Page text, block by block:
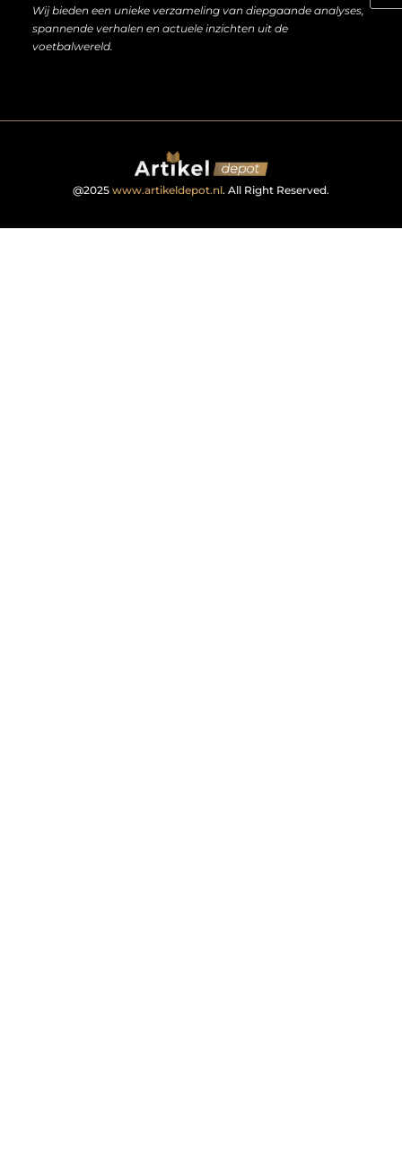
Wij bieden een unieke verzameling van diepgaande analyses,
spannende verhalen en actuele inzichten uit de
voetbalwereld.
@2025 www.artikeldepot.nl. All Right Reserved.